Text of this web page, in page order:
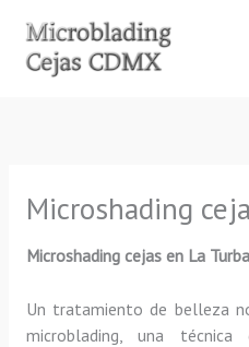
contenido
Microshading
Microshading cejas en La Turba
Un tratamiento de belleza
microblading, una técnica